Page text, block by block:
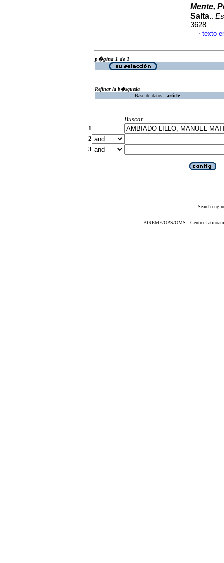
Mente,
Salta..
3628
· texto
p�gina 1 de 1
Refinar la b�squeda
Base de datos : article
Buscar
1
2
3
Search
BIREME/OPS/OMS - Centro